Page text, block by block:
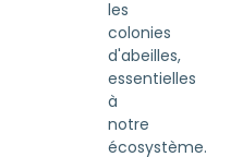
les
colonies
d'abeilles,
essentielles
à
notre
écosystème.